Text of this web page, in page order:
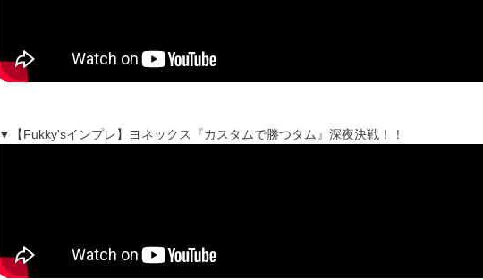
▼【Fukky'sインプレ】ヨネックス『カスタムで勝つタム』深夜決戦！！